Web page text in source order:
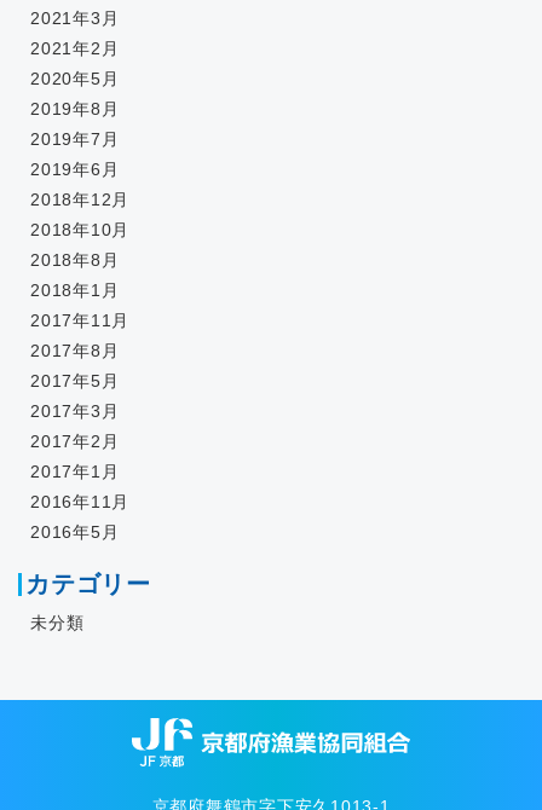
2021年3月
2021年2月
2020年5月
2019年8月
2019年7月
2019年6月
2018年12月
2018年10月
2018年8月
2018年1月
2017年11月
2017年8月
2017年5月
2017年3月
2017年2月
2017年1月
2016年11月
2016年5月
カテゴリー
未分類
京都府舞鶴市字下安久1013-1